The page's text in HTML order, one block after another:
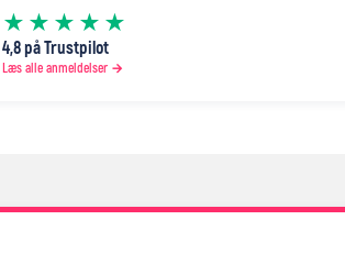
★★★★★
4,8 på Trustpilot
Læs alle anmeldelser →